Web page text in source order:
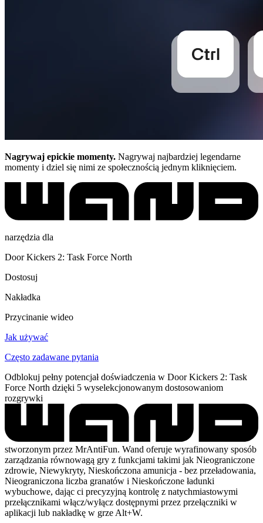
Nagrywaj epickie momenty. Nagrywaj najbardziej legendarne
momenty i dziel się nimi ze społecznością jednym kliknięciem.
narzędzia dla
Door Kickers 2: Task Force North
Dostosuj
Nakładka
Przycinanie wideo
Jak używać
Często zadawane pytania
Odblokuj pełny potencjał doświadczenia w Door Kickers 2: Task
Force North dzięki 5 wyselekcjonowanym dostosowaniom
rozgrywki
stworzonym przez MrAntiFun. Wand oferuje wyrafinowany sposób
zarządzania równowagą gry z funkcjami takimi jak Nieograniczone
zdrowie, Niewykryty, Nieskończona amunicja - bez przeładowania,
Nieograniczona liczba granatów i Nieskończone ładunki
wybuchowe, dając ci precyzyjną kontrolę z natychmiastowymi
przełącznikami włącz/wyłącz dostępnymi przez przełączniki w
aplikacji lub nakładkę w grze Alt+W.